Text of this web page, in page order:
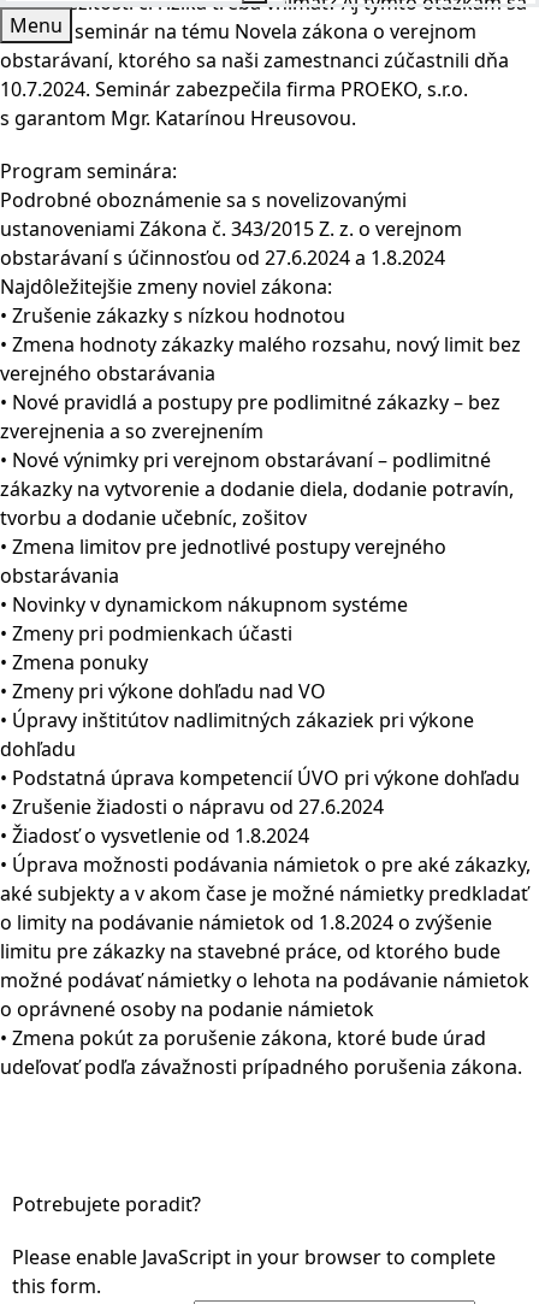
Menu
venoval seminár na tému Novela zákona o verejnom
obstarávaní, ktorého sa naši zamestnanci zúčastnili dňa
10.7.2024. Seminár zabezpečila firma PROEKO, s.r.o.
s garantom Mgr. Katarínou Hreusovou.
Program seminára:
Podrobné oboznámenie sa s novelizovanými
ustanoveniami Zákona č. 343/2015 Z. z. o verejnom
obstarávaní s účinnosťou od 27.6.2024 a 1.8.2024
Najdôležitejšie zmeny noviel zákona:
• Zrušenie zákazky s nízkou hodnotou
• Zmena hodnoty zákazky malého rozsahu, nový limit bez
verejného obstarávania
• Nové pravidlá a postupy pre podlimitné zákazky – bez
zverejnenia a so zverejnením
• Nové výnimky pri verejnom obstarávaní – podlimitné
zákazky na vytvorenie a dodanie diela, dodanie potravín,
tvorbu a dodanie učebníc, zošitov
• Zmena limitov pre jednotlivé postupy verejného
obstarávania
• Novinky v dynamickom nákupnom systéme
• Zmeny pri podmienkach účasti
• Zmena ponuky
• Zmeny pri výkone dohľadu nad VO
• Úpravy inštitútov nadlimitných zákaziek pri výkone
dohľadu
• Podstatná úprava kompetencií ÚVO pri výkone dohľadu
• Zrušenie žiadosti o nápravu od 27.6.2024
• Žiadosť o vysvetlenie od 1.8.2024
• Úprava možnosti podávania námietok o pre aké zákazky,
aké subjekty a v akom čase je možné námietky predkladať
o limity na podávanie námietok od 1.8.2024 o zvýšenie
limitu pre zákazky na stavebné práce, od ktorého bude
možné podávať námietky o lehota na podávanie námietok
o oprávnené osoby na podanie námietok
• Zmena pokút za porušenie zákona, ktoré bude úrad
udeľovať podľa závažnosti prípadného porušenia zákona.
Potrebujete poradiť?
Please enable JavaScript in your browser to complete
this form.